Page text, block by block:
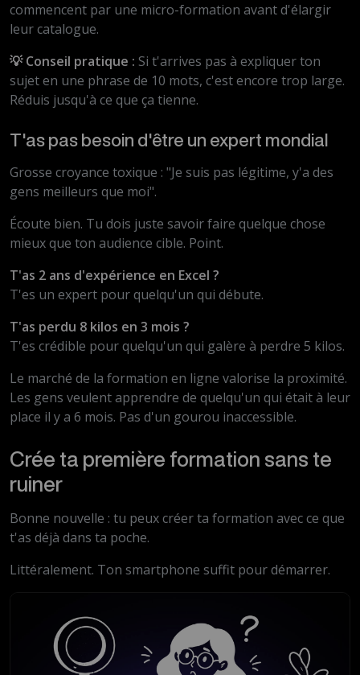
commencent par une micro-formation avant d'élargir
leur catalogue.
💡 Conseil pratique : Si t'arrives pas à expliquer ton
sujet en une phrase de 10 mots, c'est encore trop large.
Réduis jusqu'à ce que ça tienne.
T'as pas besoin d'être un expert mondial
Grosse croyance toxique : "Je suis pas légitime, y'a des
gens meilleurs que moi".
Écoute bien. Tu dois juste savoir faire quelque chose
mieux que ton audience cible. Point.
T'as 2 ans d'expérience en Excel ?
T'es un expert pour quelqu'un qui débute.
T'as perdu 8 kilos en 3 mois ?
T'es crédible pour quelqu'un qui galère à perdre 5 kilos.
Le marché de la formation en ligne valorise la proximité.
Les gens veulent apprendre de quelqu'un qui était à leur
place il y a 6 mois. Pas d'un gourou inaccessible.
Crée ta première formation sans te
ruiner
Bonne nouvelle : tu peux créer ta formation avec ce que
t'as déjà dans ta poche.
Littéralement. Ton smartphone suffit pour démarrer.